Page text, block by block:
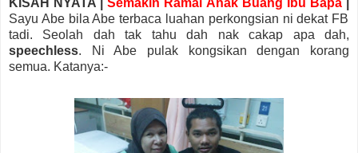
Sayu Abe bila Abe terbaca luahan perkongsian ni dekat FB
tadi. Seolah dah tak tahu dah nak cakap apa dah,
speechless. Ni Abe pulak kongsikan dengan korang
semua. Katanya:-